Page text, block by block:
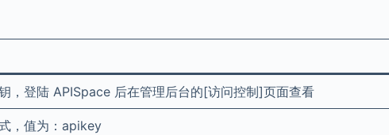
，登陆 APISpace 后在管理后台的[访问控制]页面查看
，值为：apikey